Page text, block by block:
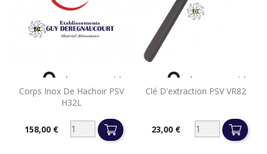
Corps Inox De Hachoir PSV
H32L
Prix158,00 €
 Aperçu rapide
Clé D'extraction PSV VR82
Prix23,00 €
 Aperçu rapide